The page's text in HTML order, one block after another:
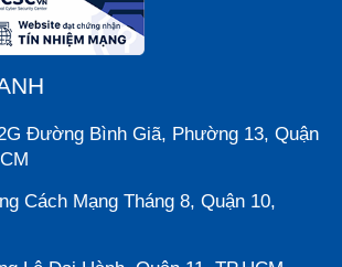
Đường Bình Giã, Phường 13, Quận
Cách Mạng Tháng 8, Quận 10,